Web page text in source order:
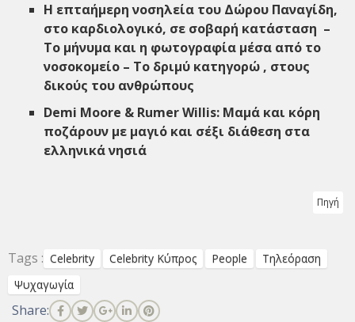
Η επταήμερη νοσηλεία του Δώρου Παναγίδη,
στο καρδιολογικό, σε σοβαρή κατάσταση –
Το μήνυμα και η φωτογραφία μέσα από το
νοσοκομείο – Το δριμύ κατηγορώ , στους
δικούς του ανθρώπους
Demi Moore & Rumer Willis: Μαμά και κόρη
ποζάρουν με μαγιό και σέξι διάθεση στα
ελληνικά νησιά
Πηγή
Tags : Celebrity Celebrity Κύπρος People
Τηλεόραση
Ψυχαγωγία
Share: